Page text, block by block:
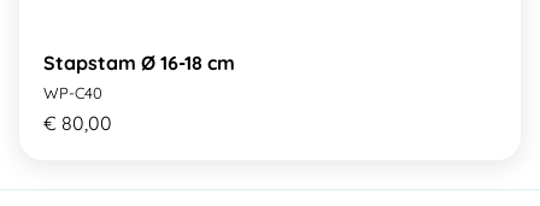
Stapstam Ø 16-18 cm
WP-C40
€ 80,00